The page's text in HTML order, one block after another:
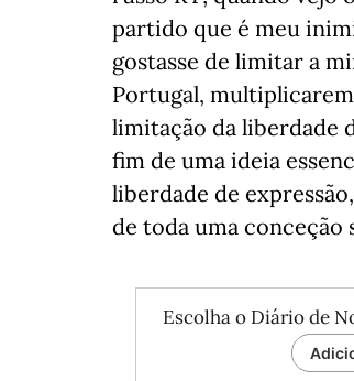
partido que é meu
gostasse de limitar a
Portugal,
limitação da liberdade
fim de uma ideia
liberdade de
de toda uma conceção
Escolha o Diário de